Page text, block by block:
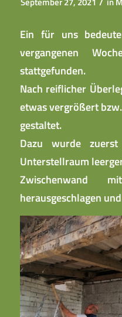
Ein für uns
vergangenen
stattgefunden.
Nach reiflicher
etwas vergrößert
gestaltet.
Dazu wurde
Unterstellraum
Zwischenwand
herausgeschlagen